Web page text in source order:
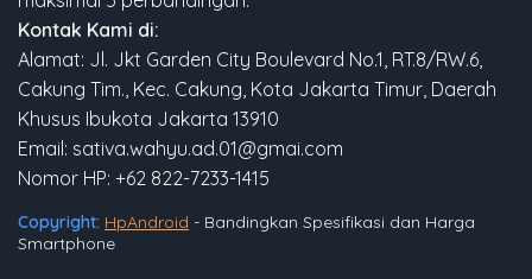
Kontak Kami di:
Alamat: Jl. Jkt Garden City Boulevard No.1, RT.8/RW.6,
Cakung Tim., Kec. Cakung, Kota Jakarta Timur, Daerah
Khusus Ibukota Jakarta 13910
Email: sativa.wahyu.ad.01@gmai.com
Nomor HP: +62 822-7233-1415
Copyright: HpAndroid - Bandingkan Spesifikasi dan Harga
Smartphone